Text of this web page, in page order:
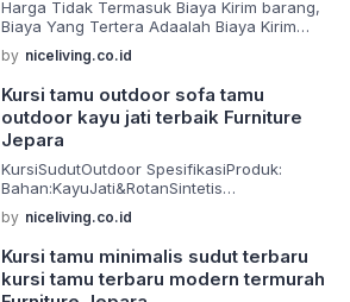
Hargayangtercantumbelumtermasukongkire
kpedisi,infoongkirekpedisibisachatpelapakt
erlebihdahulu
Selamatberbelanjaditokofurniturekami
Terimakasihtelahmengunjungitokofurniturek
ami Salam Hormat, Niceliving Furniture Sofa
yang Tahan Lama, Bukan Cuma Cantik di
Foto Banyak orang jatuh cinta sama sofa
dari fotonya, terus kecewa begitu dipakai
beberapa bulan — busa mulai kempes, […]
pembuatan mebel dan pewarnaan […]
Harga Tidak Termasuk Biaya Kirim barang,
Biaya Yang Tertera Adaalah Biaya Kirim
Untuk Biaya Kirim Invoice Menerima Custom
Desain Sesuai Dengan Keinginan Anda
Sistem pemesanan : Pre-Order (PO) Max. 2-
3 Minggu sampai di rumah kamu. Kadang
bisa lebih cepat Notes : Mohon Chat Admin
produk […]
by niceliving.co.id
Kursi tamu outdoor sofa tamu
outdoor kayu jati terbaik Furniture
Jepara
KursiSudutOutdoor SpesifikasiProduk:
Bahan:KayuJati&RotanSintetis
PengerjaanRapih,Awet,Kuat,Kokoh&TahanL
Packingmenggunakankardusyangtebaluntu
kkeamananselamadalampengiriman
by niceliving.co.id
Kursi tamu minimalis sudut terbaru
kursi tamu terbaru modern termurah